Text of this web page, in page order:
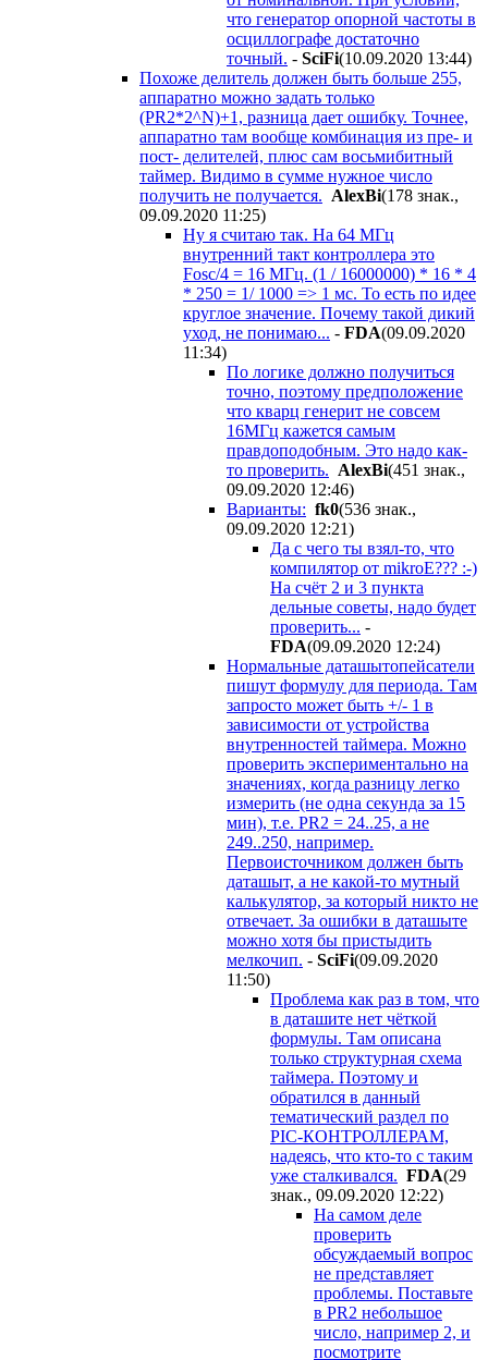
что генератор опорной частоты в
осциллографе достаточно
точный. - SciFi(10.09.2020 13:44)
Похоже делитель должен быть больше 255,
аппаратно можно задать только
(PR2*2^N)+1, разница дает ошибку. Точнее,
аппаратно там вообще комбинация из пре- и
пост- делителей, плюс сам восьмибитный
таймер. Видимо в сумме нужное число
получить не получается. AlexBi(178 знак.,
09.09.2020 11:25)
Ну я считаю так. На 64 МГц
внутренний такт контроллера это
Fosc/4 = 16 МГц. (1 / 16000000) * 16 * 4
* 250 = 1/ 1000 => 1 мс. То есть по идее
круглое значение. Почему такой дикий
уход, не понимаю... - FDA(09.09.2020
11:34)
По логике должно получиться
точно, поэтому предположение
что кварц генерит не совсем
16МГц кажется самым
правдоподобным. Это надо как-
то проверить. AlexBi(451 знак.,
09.09.2020 12:46)
Варианты: fk0(536 знак.,
09.09.2020 12:21)
Да с чего ты взял-то, что
компилятор от mikroE??? :-)
На счёт 2 и 3 пункта
дельные советы, надо будет
проверить... -
FDA(09.09.2020 12:24)
Нормальные даташытопейсатели
пишут формулу для периода. Там
запросто может быть +/- 1 в
зависимости от устройства
внутренностей таймера. Можно
проверить экспериментально на
значениях, когда разницу легко
измерить (не одна секунда за 15
мин), т.е. PR2 = 24..25, а не
249..250, например.
Первоисточником должен быть
даташыт, а не какой-то мутный
калькулятор, за который никто не
отвечает. За ошибки в даташыте
можно хотя бы пристыдить
мелкочип. - SciFi(09.09.2020
11:50)
Проблема как раз в том, что
в даташите нет чёткой
формулы. Там описана
только структурная схема
таймера. Поэтому и
обратился в данный
тематический раздел по
PIC-КОНТРОЛЛЕРАМ,
надеясь, что кто-то с таким
уже сталкивался. FDA(29
знак., 09.09.2020 12:22)
На самом деле
проверить
обсуждаемый вопрос
не представляет
проблемы. Поставьте
в PR2 небольшое
число, например 2, и
посмотрите